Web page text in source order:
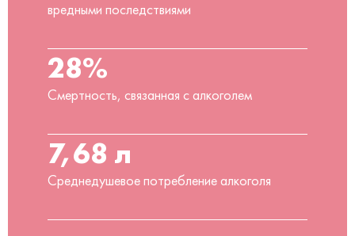
вредными последствиями
28%
Смертность, связанная с алкоголем
7,68 л
Среднедушевое потребление алкоголя